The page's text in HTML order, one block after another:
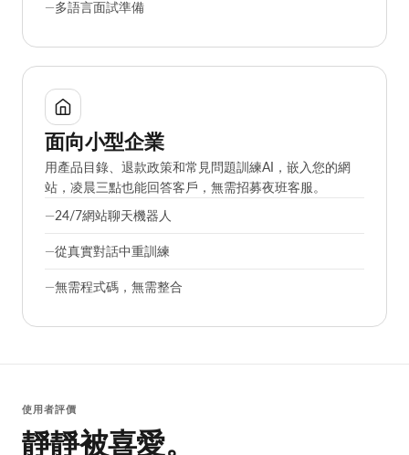
風格匹配寫作助手
多語言面試準備
面向小型企業
用產品目錄、退款政策和常見問題訓練AI，嵌入您的網
站，凌晨三點也能回答客戶，無需招募夜班客服。
24/7網站聊天機器人
從真實對話中重訓練
無需程式碼，無需整合
使用者評價